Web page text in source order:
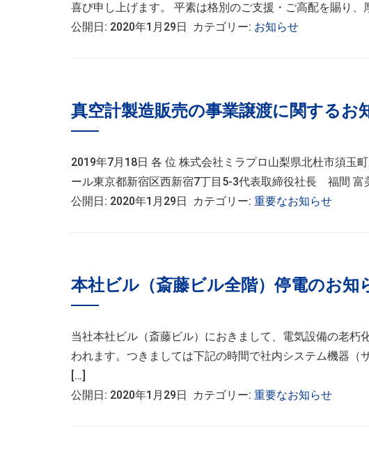
喜び申し上げます。 平素は格別のご支援・ご高配を賜り
公開日: 2020年1月29日 カテゴリー: お知らせ
真空計製造販売の事業譲渡に関するお
2019年7月18日 各 位 株式会社ミラプロ山梨県北杜市須
ール東京都新宿区西新宿7丁目5-3代表取締役社長
公開日: 2020年1月29日 カテゴリー: 重要なお知らせ
本社ビル（斎藤ビル全階）停電のお知
当社本社ビル（斎藤ビル）におきまして、電気設備の老
われます。つきましては下記の時間で社内システム機器（
[…]
公開日: 2020年1月29日 カテゴリー: 重要なお知らせ